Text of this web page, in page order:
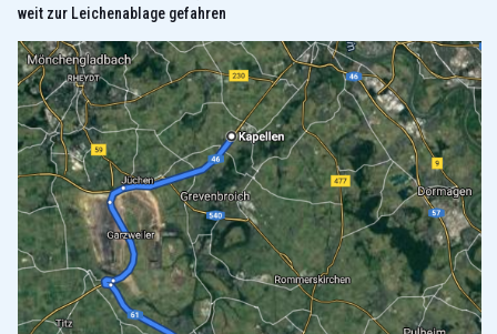
weit zur Leichenablage gefahren